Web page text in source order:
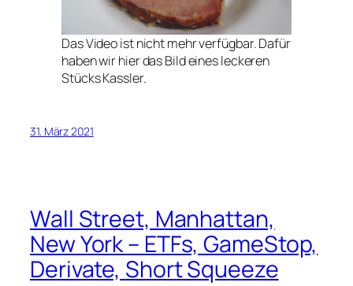
Das Video ist nicht mehr verfügbar. Dafür
haben wir hier das Bild eines leckeren
Stücks Kassler.
31. März 2021
Wall Street, Manhattan,
New York – ETFs, GameStop,
Derivate, Short Squeeze